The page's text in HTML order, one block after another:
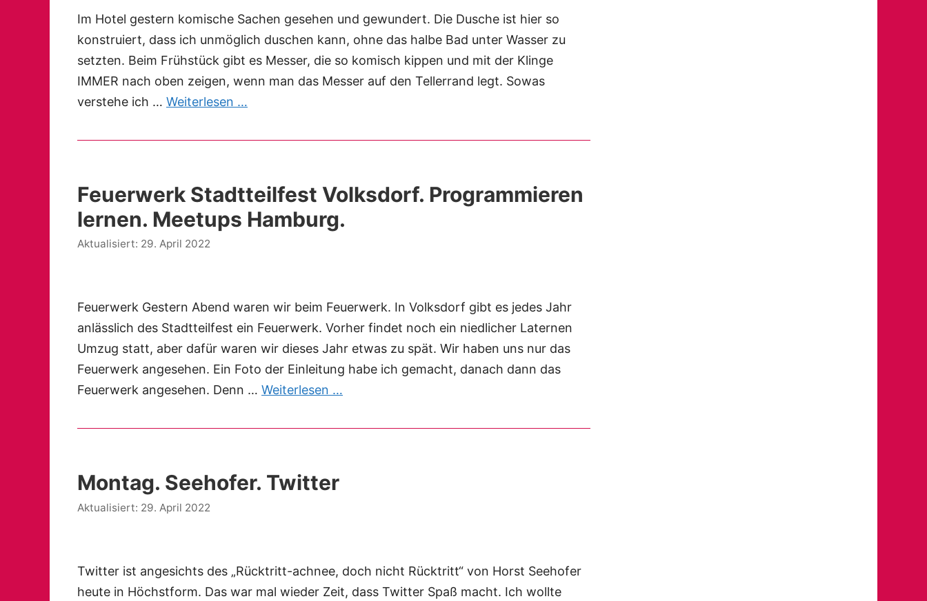
Im Hotel gestern komische Sachen gesehen und gewundert. Die Dusche ist hier so
konstruiert, dass ich unmöglich duschen kann, ohne das halbe Bad unter Wasser zu
setzten. Beim Frühstück gibt es Messer, die so komisch kippen und mit der Klinge
IMMER nach oben zeigen, wenn man das Messer auf den Tellerrand legt. Sowas
verstehe ich … Weiterlesen …
Feuerwerk Stadtteilfest Volksdorf. Programmieren
lernen. Meetups Hamburg.
29. April 2022
Feuerwerk Gestern Abend waren wir beim Feuerwerk. In Volksdorf gibt es jedes Jahr
anlässlich des Stadtteilfest ein Feuerwerk. Vorher findet noch ein niedlicher Laternen
Umzug statt, aber dafür waren wir dieses Jahr etwas zu spät. Wir haben uns nur das
Feuerwerk angesehen. Ein Foto der Einleitung habe ich gemacht, danach dann das
Feuerwerk angesehen. Denn … Weiterlesen …
Montag. Seehofer. Twitter
29. April 2022
Twitter ist angesichts des „Rücktritt-achnee, doch nicht Rücktritt“ von Horst Seehofer
heute in Höchstform. Das war mal wieder Zeit, dass Twitter Spaß macht. Ich wollte